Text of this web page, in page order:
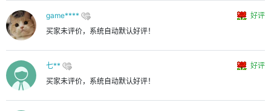
game****
好评
买家未评价，系统自动默认好评！
七**
好评
买家未评价，系统自动默认好评！